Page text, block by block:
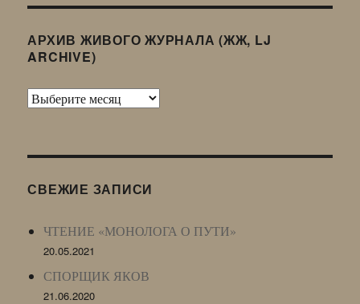
АРХИВ ЖИВОГО ЖУРНАЛА (ЖЖ, LJ
ARCHIVE)
Архив
LJ
СВЕЖИЕ ЗАПИСИ
ЧТЕНИЕ «МОНОЛОГА О ПУТИ»
20.05.2021
СПОРЩИК ЯКОВ
21.06.2020